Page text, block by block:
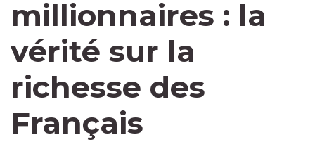
millionnaires : la
vérité sur la
richesse des
Français